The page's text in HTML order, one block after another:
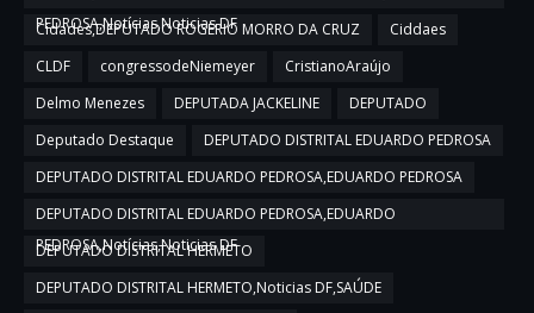
PEDROSA,Notícias,Noticias DF
Cidades,DEPUTADO ROGERIO MORRO DA CRUZ
Ciddaes
CLDF
congressodeNiemeyer
CristianoAraújo
Delmo Menezes
DEPUTADA JACKELINE
DEPUTADO
Deputado Destaque
DEPUTADO DISTRITAL EDUARDO PEDROSA
DEPUTADO DISTRITAL EDUARDO PEDROSA,EDUARDO PEDROSA
DEPUTADO DISTRITAL EDUARDO PEDROSA,EDUARDO
PEDROSA,Notícias,Noticias DF
DEPUTADO DISTRITAL HERMETO
DEPUTADO DISTRITAL HERMETO,Noticias DF,SAÚDE